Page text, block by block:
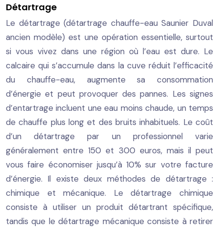
Détartrage
Le détartrage (détartrage chauffe-eau Saunier Duval
ancien modèle) est une opération essentielle, surtout
si vous vivez dans une région où l’eau est dure. Le
calcaire qui s’accumule dans la cuve réduit l’efficacité
du chauffe-eau, augmente sa consommation
d’énergie et peut provoquer des pannes. Les signes
d’entartrage incluent une eau moins chaude, un temps
de chauffe plus long et des bruits inhabituels. Le coût
d’un détartrage par un professionnel varie
généralement entre 150 et 300 euros, mais il peut
vous faire économiser jusqu’à 10% sur votre facture
d’énergie. Il existe deux méthodes de détartrage :
chimique et mécanique. Le détartrage chimique
consiste à utiliser un produit détartrant spécifique,
tandis que le détartrage mécanique consiste à retirer